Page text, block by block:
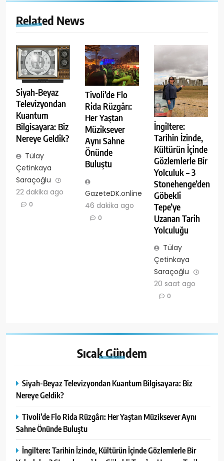
Related News
Siyah-Beyaz
Televizyondan
Kuantum
Bilgisayara: Biz
Nereye Geldik?
Tülay
Çetinkaya
Saraçoğlu
22 dakika ago
0
Tivoli’de Flo
Rida Rüzgârı:
Her Yaştan
Müziksever
Aynı Sahne
Önünde
Buluştu
GazeteDK.online
46 dakika ago
0
İngiltere:
Tarihin İzinde,
Kültürün İçinde
Gözlemlerle Bir
Yolculuk – 3
Stonehenge’den
Göbekli
Tepe’ye
Uzanan Tarih
Yolculuğu
Tülay
Çetinkaya
Saraçoğlu
20 saat ago
0
SıcakGündem
Siyah-Beyaz Televizyondan Kuantum Bilgisayara: Biz
Nereye Geldik?
Tivoli’de Flo Rida Rüzgârı: Her Yaştan Müziksever Aynı
Sahne Önünde Buluştu
İngiltere: Tarihin İzinde, Kültürün İçinde Gözlemlerle Bir